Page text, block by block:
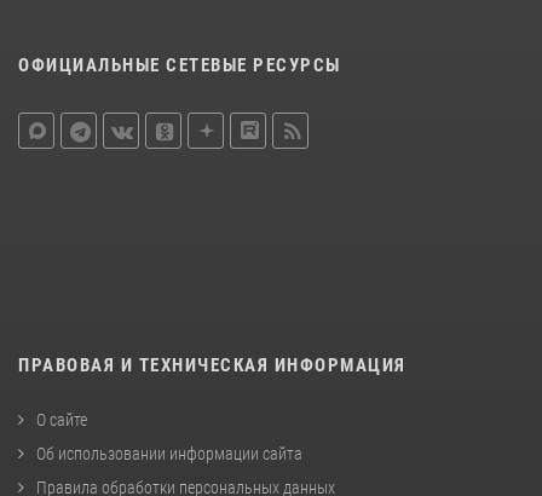
ОФИЦИАЛЬНЫЕ СЕТЕВЫЕ РЕСУРСЫ
ПРАВОВАЯ И ТЕХНИЧЕСКАЯ ИНФОРМАЦИЯ
О сайте
Об использовании информации сайта
Правила обработки персональных данных